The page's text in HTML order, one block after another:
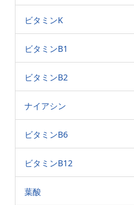
ビタミンK
ビタミンB1
ビタミンB2
ナイアシン
ビタミンB6
ビタミンB12
葉酸